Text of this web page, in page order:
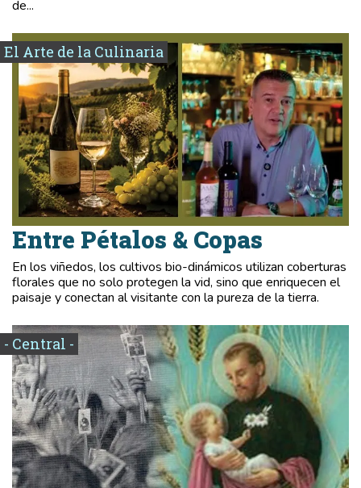
de...
El Arte de la Culinaria
Entre Pétalos & Copas
En los viñedos, los cultivos bio-dinámicos utilizan coberturas
florales que no solo protegen la vid, sino que enriquecen el
paisaje y conectan al visitante con la pureza de la tierra.
- Central -